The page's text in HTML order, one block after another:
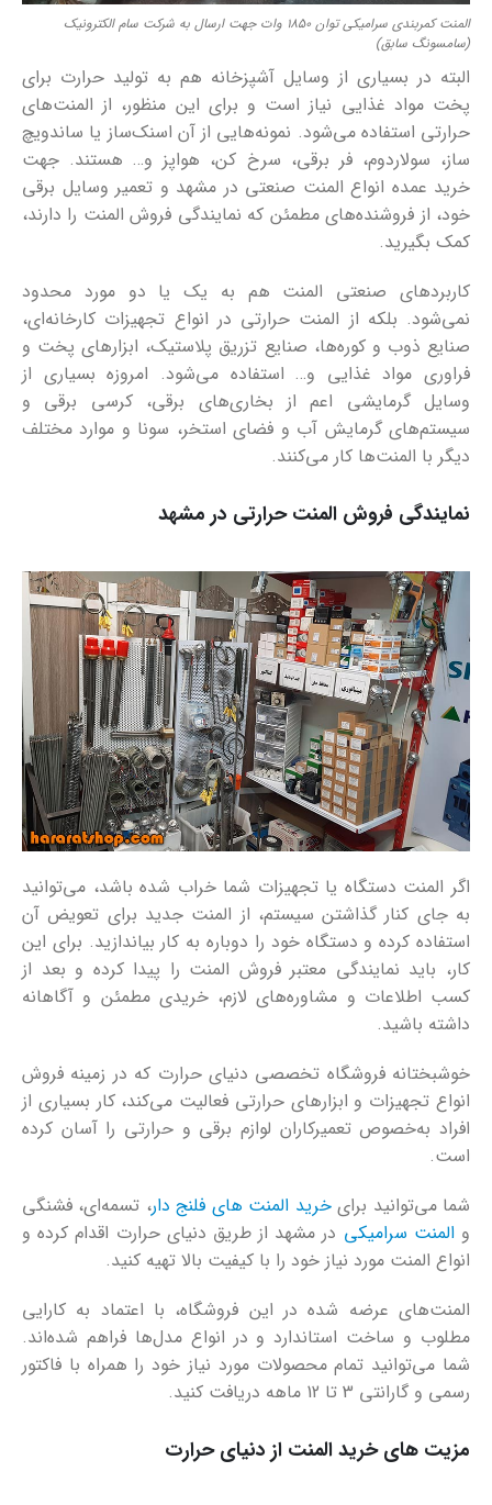
المنت کمربندی سرامیکی توان 1850 وات جهت ارسال به شرکت سام الکترونیک
(سامسونگ سابق)
البته در بسیاری از وسایل آشپزخانه هم به تولید حرارت برای
پخت مواد غذایی نیاز است و برای این منظور، از المنت‌های
حرارتی استفاده می‌شود. نمونه‌هایی از آن اسنک‌ساز یا ساندویچ
ساز، سولاردوم، فر برقی، سرخ کن، هواپز و… هستند. جهت
خرید عمده انواع المنت صنعتی در مشهد و تعمیر وسایل برقی
خود، از فروشنده‌های مطمئن که نمایندگی فروش المنت را دارند،
کمک بگیرید.
کاربردهای صنعتی المنت هم به یک یا دو مورد محدود
نمی‌شود. بلکه از المنت حرارتی در انواع تجهیزات کارخانه‌ای،
صنایع ذوب و کوره‌ها، صنایع تزریق پلاستیک، ابزارهای پخت و
فراوری مواد غذایی و… استفاده می‌شود. امروزه بسیاری از
وسایل گرمایشی اعم از بخاری‌های برقی، کرسی برقی و
سیستم‌های گرمایش آب و فضای استخر، سونا و موارد مختلف
دیگر با المنت‌ها کار می‌کنند.
نمایندگی فروش المنت حرارتی در مشهد
اگر المنت دستگاه یا تجهیزات شما خراب شده باشد، می‌توانید
به جای کنار گذاشتن سیستم، از المنت جدید برای تعویض آن
استفاده کرده و دستگاه خود را دوباره به کار بیاندازید. برای این
کار، باید نمایندگی معتبر فروش المنت را پیدا کرده و بعد از
کسب اطلاعات و مشاوره‌های لازم، خریدی مطمئن و آگاهانه
داشته باشید.
خوشبختانه فروشگاه تخصصی دنیای حرارت که در زمینه فروش
انواع تجهیزات و ابزارهای حرارتی فعالیت می‌کند، کار بسیاری از
افراد به‌خصوص تعمیرکاران لوازم برقی و حرارتی را آسان کرده
است.
شما می‌توانید برایخرید المنت های فلنج دار، تسمه‌ای، فشنگی
والمنت سرامیکی در مشهد از طریق دنیای حرارت اقدام کرده و
انواع المنت مورد نیاز خود را با کیفیت بالا تهیه کنید.
المنت‌های عرضه شده در این فروشگاه، با اعتماد به کارایی
مطلوب و ساخت استاندارد و در انواع مدل‌ها فراهم شده‌اند.
شما می‌توانید تمام محصولات مورد نیاز خود را همراه با فاکتور
رسمی و گارانتی 3 تا 12 ماهه دریافت کنید.
مزیت های خرید المنت از دنیای حرارت